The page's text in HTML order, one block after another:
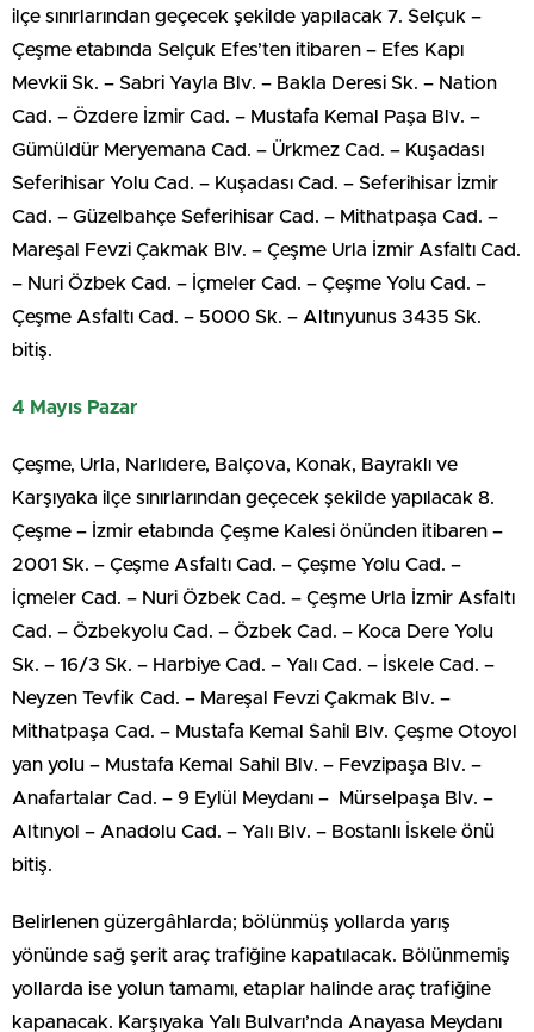
ilçe sınırlarından geçecek şekilde yapılacak 7. Selçuk –
Çeşme etabında Selçuk Efes’ten itibaren – Efes Kapı
Mevkii Sk. – Sabri Yayla Blv. – Bakla Deresi Sk. – Nation
Cad. – Özdere İzmir Cad. – Mustafa Kemal Paşa Blv. –
Gümüldür Meryemana Cad. – Ürkmez Cad. – Kuşadası
Seferihisar Yolu Cad. – Kuşadası Cad. – Seferihisar İzmir
Cad. – Güzelbahçe Seferihisar Cad. – Mithatpaşa Cad. –
Mareşal Fevzi Çakmak Blv. – Çeşme Urla İzmir Asfaltı Cad.
– Nuri Özbek Cad. – İçmeler Cad. – Çeşme Yolu Cad. –
Çeşme Asfaltı Cad. – 5000 Sk. – Altınyunus 3435 Sk.
bitiş.
4 Mayıs Pazar
Çeşme, Urla, Narlıdere, Balçova, Konak, Bayraklı ve
Karşıyaka ilçe sınırlarından geçecek şekilde yapılacak 8.
Çeşme – İzmir etabında Çeşme Kalesi önünden itibaren –
2001 Sk. – Çeşme Asfaltı Cad. – Çeşme Yolu Cad. –
İçmeler Cad. – Nuri Özbek Cad. – Çeşme Urla İzmir Asfaltı
Cad. – Özbekyolu Cad. – Özbek Cad. – Koca Dere Yolu
Sk. – 16/3 Sk. – Harbiye Cad. – Yalı Cad. – İskele Cad. –
Neyzen Tevfik Cad. – Mareşal Fevzi Çakmak Blv. –
Mithatpaşa Cad. – Mustafa Kemal Sahil Blv. Çeşme Otoyol
yan yolu – Mustafa Kemal Sahil Blv. – Fevzipaşa Blv. –
Anafartalar Cad. – 9 Eylül Meydanı – Mürselpaşa Blv. –
Altınyol – Anadolu Cad. – Yalı Blv. – Bostanlı İskele önü
bitiş.
Belirlenen güzergâhlarda; bölünmüş yollarda yarış
yönünde sağ şerit araç trafiğine kapatılacak. Bölünmemiş
yollarda ise yolun tamamı, etaplar halinde araç trafiğine
kapanacak. Karşıyaka Yalı Bulvarı’nda Anayasa Meydanı